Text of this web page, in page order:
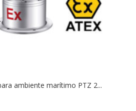
ambiente marítimo PTZ 2...